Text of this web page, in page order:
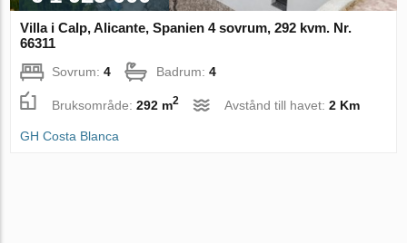
Villa i Calp, Alicante, Spanien 4 sovrum, 292 kvm. Nr.
66311
Sovrum:4 Badrum:4
Bruksområde:292 m2 Avstånd till havet:2 Km
GH Costa Blanca